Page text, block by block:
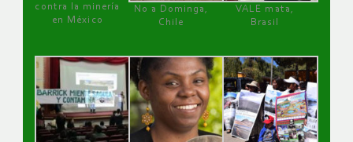
contra la minería
en México
No a Dominga,
Chile
VALE mata,
Brasil